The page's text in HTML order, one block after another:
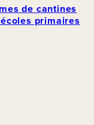
de cantines
primaires